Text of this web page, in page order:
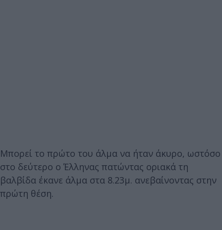
Μπορεί το πρώτο του άλμα να ήταν άκυρο, ωστόσο
στο δεύτερο ο Έλληνας πατώντας οριακά τη
βαλβίδα έκανε άλμα στα 8.23μ. ανεβαίνοντας στην
πρώτη θέση.